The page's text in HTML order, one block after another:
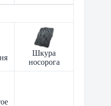
Шкура
носорога